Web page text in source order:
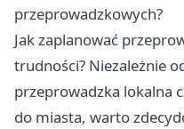
przeprowadzkowych?
Jak zaplanować
trudności? Niezależnie
przeprowadzka lokalna
do miasta, warto